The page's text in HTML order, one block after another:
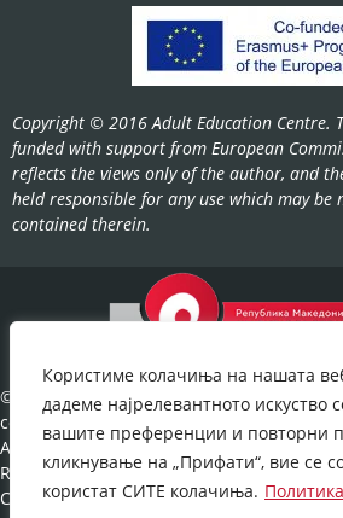
Користиме колачиња на нашата
дадеме најрелевантното искуство
вашите преференции и повторни
кликнување на „Прифати“, вие се
користат СИТЕ колачиња.
Copyright © 2016 Adult Education Centre.
funded with support from European
reflects the views only of the author, and
held responsible for any use which may
contained therein.
©2022-
cov.gov.mk.
All Rights
Reserved.
Cookies